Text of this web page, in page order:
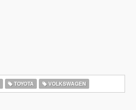
TOYOTA VOLKSWAGEN